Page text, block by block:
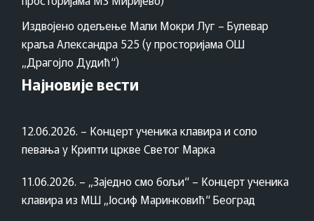
Издвојено одељење Мали Мокри Луг – Булевар
краља Александра 525 (у просторијама ОШ
„Драгојло Дудић“)
Најновије вести
12.06.2026. – Концерт ученика клавира и соло
певања у Крипти цркве Светог Марка
11.06.2026. – „Заједно смо бољи“ – Концерт ученика
клавира из МШ „Јосиф Маринковић“ Београд